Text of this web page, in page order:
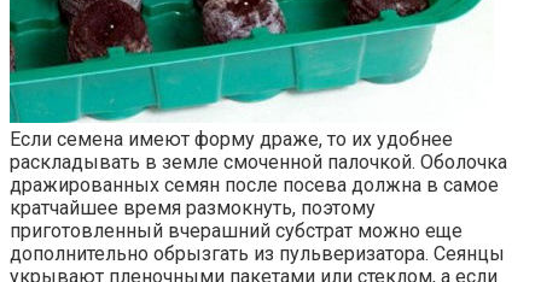
Если семена имеют форму драже, то их удобнее
раскладывать в земле смоченной палочкой. Оболочка
дражированных семян после посева должна в самое
кратчайшее время размокнуть, поэтому
приготовленный вчерашний субстрат можно еще
дополнительно обрызгать из пульверизатора. Сеянцы
укрывают пленочными пакетами или стеклом, а если